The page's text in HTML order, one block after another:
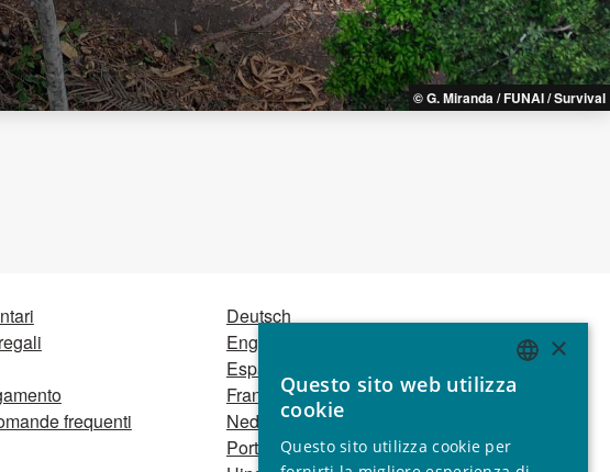
© G. Miranda / FUNAI / Survival
frequenti
Deutsch
English
Español
Français
Nederlands
Português
ENGLISH
SPANISH
×
Questo sito web utilizza
cookie
Questo sito utilizza cookie per